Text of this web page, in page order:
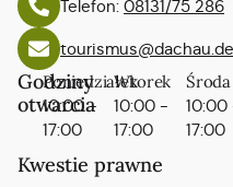
Telefon: 08131/75 286
tourismus@dachau.de
Godziny
otwarcia
Poniedziałek
10:00 -
17:00
Wtorek
10:00 -
17:00
Środa
10:00
17:00
Kwestie prawne